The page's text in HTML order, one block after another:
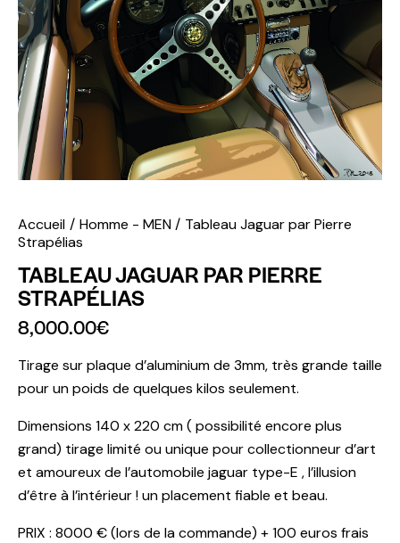
Accueil Homme - MEN
Tableau Jaguar par Pierre
Strapélias
TABLEAU JAGUAR PAR PIERRE
STRAPÉLIAS
8,000.00€
Tirage sur plaque d’aluminium de 3mm, très grande taille
pour un poids de quelques kilos seulement.
Dimensions 140 x 220 cm ( possibilité encore plus
grand) tirage limité ou unique pour collectionneur d’art
et amoureux de l’automobile jaguar type-E , l’illusion
d’être à l’intérieur ! un placement fiable et beau.
PRIX : 8000 € (lors de la commande) + 100 euros frais